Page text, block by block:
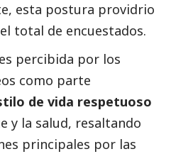
esta postura providrio
total de encuestados.
percibida por los
como parte
de vida respetuoso
y la salud, resaltando
principales por las